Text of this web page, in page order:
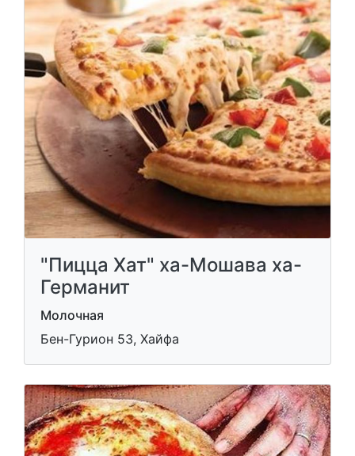
"Пицца Хат" ха-Мошава ха-
Германит
Молочная
Бен-Гурион 53, Хайфа